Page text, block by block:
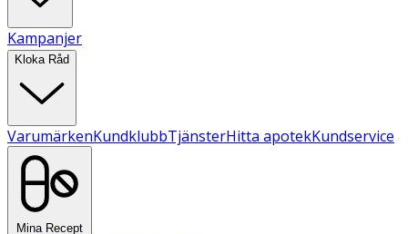
Kampanjer
Kloka Råd
VarumärkenKundklubbTjänsterHitta apotekKundservice
Mina Recept